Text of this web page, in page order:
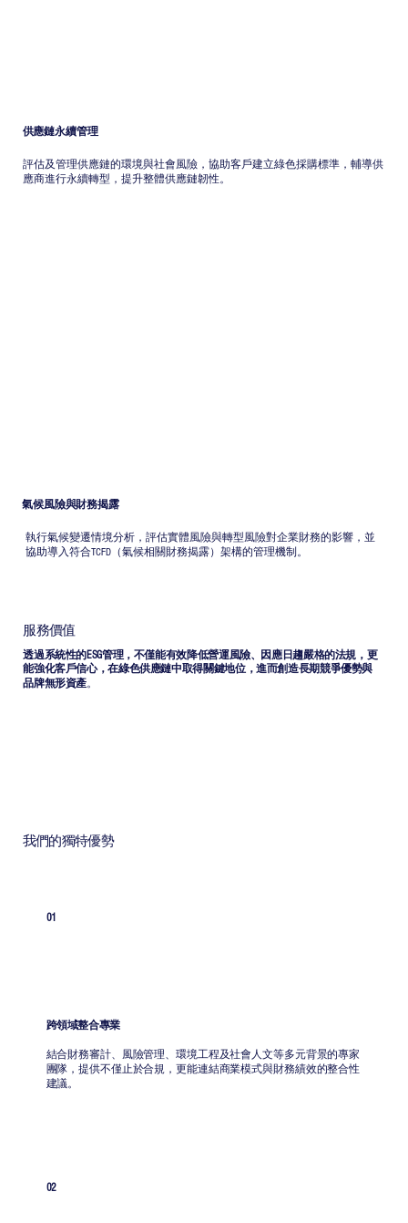
氣候風險與財務揭露
執行氣候變遷情境分析，評估實體風險與轉型風險對企業財務的影響，並
協助導入符合TCFD（氣候相關財務揭露）架構的管理機制。
供應鏈永續管理
評估及管理供應鏈的環境與社會風險，協助客戶建立綠色採購標準，輔導供
應商進行永續轉型，提升整體供應鏈韌性。
服務價值
透過系統性的ESG管理，不僅能有效降低營運風險、因應日趨嚴格的法規，更
能強化客戶信心，在綠色供應鏈中取得關鍵地位，進而創造長期競爭優勢與
品牌無形資產。
01
跨領域整合專業
結合財務審計、風險管理、環境工程及社會人文等多元背景的專家
團隊，提供不僅止於合規，更能連結商業模式與財務績效的整合性
建議。
02
我們的獨特優勢